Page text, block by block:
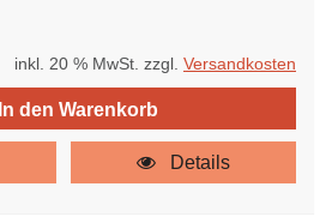
inkl. 20 % MwSt. zzgl. Versandkosten
den Warenkorb
Details